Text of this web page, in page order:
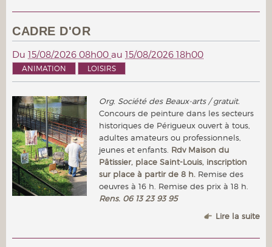
CADRE D'OR
Du 15/08/2026 08h00 au 15/08/2026 18h00
ANIMATION LOISIRS
Org. Société des Beaux-arts / gratuit.
Concours de peinture dans les secteurs
historiques de Périgueux ouvert à tous,
adultes amateurs ou professionnels,
jeunes et enfants. Rdv Maison du
Pâtissier, place Saint-Louis, inscription
sur place à partir de 8 h. Remise des
oeuvres à 16 h. Remise des prix à 18 h.
Rens. 06 13 23 93 95
Lire la suite